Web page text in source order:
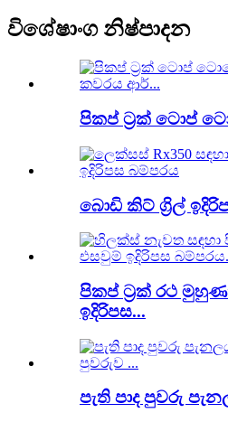
විශේෂාංග නිෂ්පාදන
පිකප් ට්‍රක් ටොප්
බොඩි කිට් ග්‍රිල්
පිකප් ට්‍රක් රථ
ඉදිරිපස...
පැති පාද පුවරු